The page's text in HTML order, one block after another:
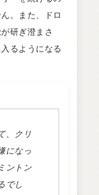
。また、ドロ
研ぎ澄まさ
るようになる
、クリ
になっ
ントン
でし